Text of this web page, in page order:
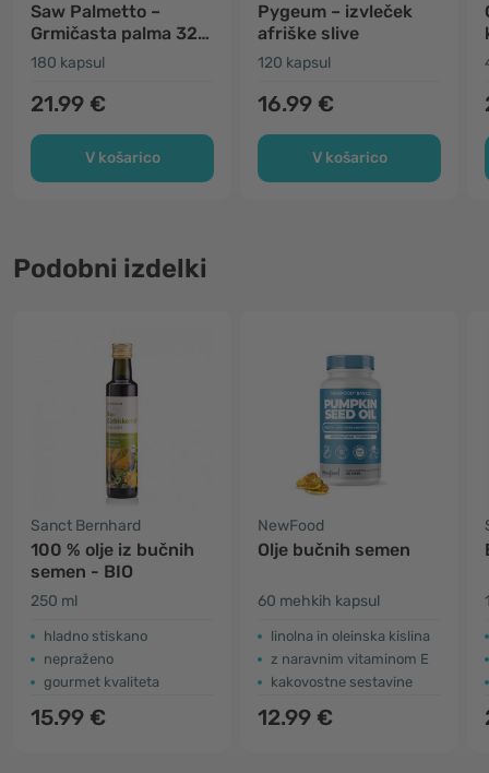
Saw Palmetto –
Grmičasta palma 320
mg
180 kapsul
21.99 €
V košarico
Pygeum – izvleček
afriške slive
120 kapsul
16.99 €
V košarico
Podobni izdelki
Sanct Bernhard
100 % olje iz bučnih
semen - BIO
250 ml
hladno stiskano
nepraženo
gourmet kvaliteta
15.99 €
NewFood
Olje bučnih semen
60 mehkih kapsul
linolna in oleinska kislina
z naravnim vitaminom E
kakovostne sestavine
12.99 €